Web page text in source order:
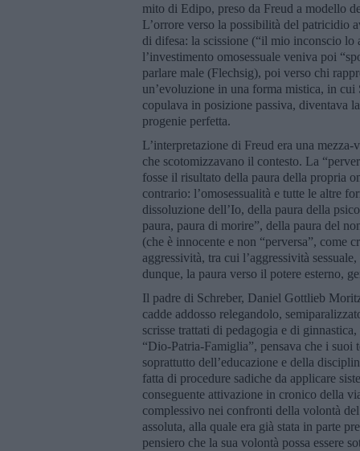
mito di Edipo, preso da Freud a modello
L’orrore verso la possibilità del patricidio
di difesa: la scissione (“il mio inconscio
l’investimento omosessuale veniva poi
parlare male (Flechsig), poi verso chi
un’evoluzione in una forma mistica, in cui
copulava in posizione passiva, diventava
progenie perfetta.
L’interpretazione di Freud era una
che scotomizzavano il contesto. La
fosse il risultato della paura della propria
contrario: l’omosessualità e tutte le altre
dissoluzione dell’Io, della paura della
paura, paura di morire”, della paura del
(che è innocente e non “perversa”, come
aggressività, tra cui l’aggressività
dunque, la paura verso il potere esterno,
Il padre di Schreber, Daniel Gottlieb
cadde addosso relegandolo,
scrisse trattati di pedagogia e di
“Dio-Patria-Famiglia”, pensava che i suoi
soprattutto dell’educazione e della
fatta di procedure sadiche da applicare
conseguente attivazione in cronico della
complessivo nei confronti della volontà
assoluta, alla quale era già stata in parte
pensiero che la sua volontà possa essere